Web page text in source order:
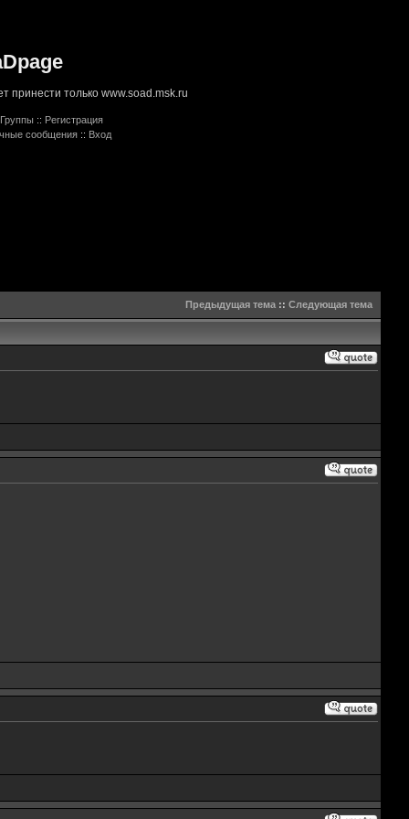
принести только www.soad.msk.ru
Группы :: Регистрация
сообщения :: Вход
Предыдущая тема:: Следующая тема